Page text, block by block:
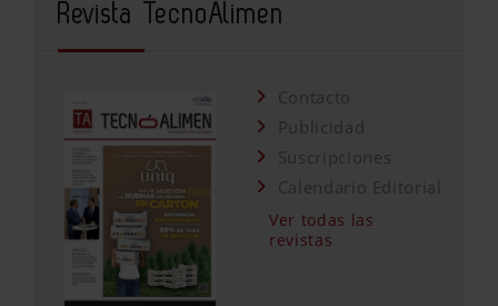
Revista TecnoAlimen
Contacto
Publicidad
Suscripciones
Calendario Editorial
Ver todas las
revistas